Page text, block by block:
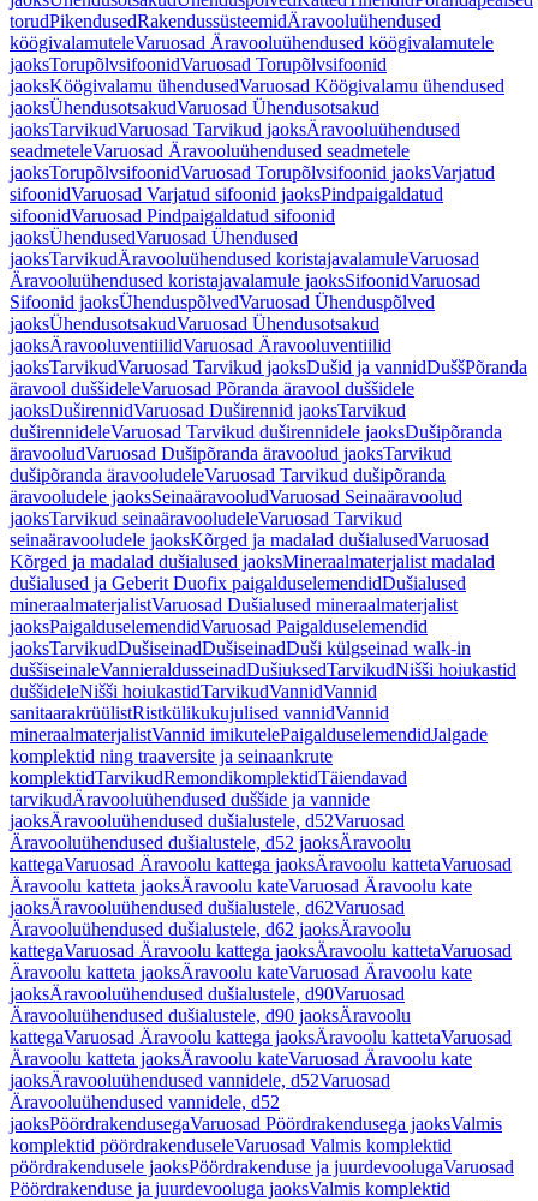
torudPikendusedRakendussüsteemidÄravooluühendused
köögivalamuteleVaruosad Äravooluühendused köögivalamutele
jaoksTorupõlvsifoonidVaruosad Torupõlvsifoonid
jaoksKöögivalamu ühendusedVaruosad Köögivalamu ühendused
jaoksÜhendusotsakudVaruosad Ühendusotsakud
jaoksTarvikudVaruosad Tarvikud jaoksÄravooluühendused
seadmeteleVaruosad Äravooluühendused seadmetele
jaoksTorupõlvsifoonidVaruosad Torupõlvsifoonid jaoksVarjatud
sifoonidVaruosad Varjatud sifoonid jaoksPindpaigaldatud
sifoonidVaruosad Pindpaigaldatud sifoonid
jaoksÜhendusedVaruosad Ühendused
jaoksTarvikudÄravooluühendused koristajavalamuleVaruosad
Äravooluühendused koristajavalamule jaoksSifoonidVaruosad
Sifoonid jaoksÜhenduspõlvedVaruosad Ühenduspõlved
jaoksÜhendusotsakudVaruosad Ühendusotsakud
jaoksÄravooluventiilidVaruosad Äravooluventiilid
jaoksTarvikudVaruosad Tarvikud jaoksDušid ja vannidDuššPõranda
äravool duššideleVaruosad Põranda äravool duššidele
jaoksDuširennidVaruosad Duširennid jaoksTarvikud
duširennideleVaruosad Tarvikud duširennidele jaoksDušipõranda
äravooludVaruosad Dušipõranda äravoolud jaoksTarvikud
dušipõranda äravooludeleVaruosad Tarvikud dušipõranda
äravooludele jaoksSeinaäravooludVaruosad Seinaäravoolud
jaoksTarvikud seinaäravooludeleVaruosad Tarvikud
seinaäravooludele jaoksKõrged ja madalad dušialusedVaruosad
Kõrged ja madalad dušialused jaoksMineraalmaterjalist madalad
dušialused ja Geberit Duofix paigalduselemendidDušialused
mineraalmaterjalistVaruosad Dušialused mineraalmaterjalist
jaoksPaigalduselemendidVaruosad Paigalduselemendid
jaoksTarvikudDušiseinadDušiseinadDuši külgseinad walk-in
duššiseinaleVannieraldusseinadDušiuksedTarvikudNišši hoiukastid
duššideleNišši hoiukastidTarvikudVannidVannid
sanitaarakrüülistRistkülikukujulised vannidVannid
mineraalmaterjalistVannid imikutelePaigalduselemendidJalgade
komplektid ning traaversite ja seinaankrute
komplektidTarvikudRemondikomplektidTäiendavad
tarvikudÄravooluühendused duššide ja vannide
jaoksÄravooluühendused dušialustele, d52Varuosad
Äravooluühendused dušialustele, d52 jaoksÄravoolu
kattegaVaruosad Äravoolu kattega jaoksÄravoolu kattetaVaruosad
Äravoolu katteta jaoksÄravoolu kateVaruosad Äravoolu kate
jaoksÄravooluühendused dušialustele, d62Varuosad
Äravooluühendused dušialustele, d62 jaoksÄravoolu
kattegaVaruosad Äravoolu kattega jaoksÄravoolu kattetaVaruosad
Äravoolu katteta jaoksÄravoolu kateVaruosad Äravoolu kate
jaoksÄravooluühendused dušialustele, d90Varuosad
Äravooluühendused dušialustele, d90 jaoksÄravoolu
kattegaVaruosad Äravoolu kattega jaoksÄravoolu kattetaVaruosad
Äravoolu katteta jaoksÄravoolu kateVaruosad Äravoolu kate
jaoksÄravooluühendused vannidele, d52Varuosad
Äravooluühendused vannidele, d52
jaoksPöördrakendusegaVaruosad Pöördrakendusega jaoksValmis
komplektid pöördrakenduseleVaruosad Valmis komplektid
pöördrakendusele jaoksPöördrakenduse ja juurdevoolugaVaruosad
Pöördrakenduse ja juurdevooluga jaoksValmis komplektid